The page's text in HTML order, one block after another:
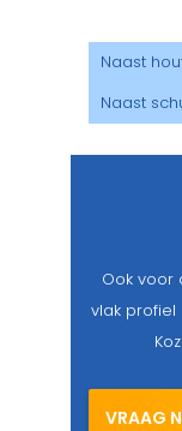
Naast
Naast
Ook voor
vlak profiel
VRAAG